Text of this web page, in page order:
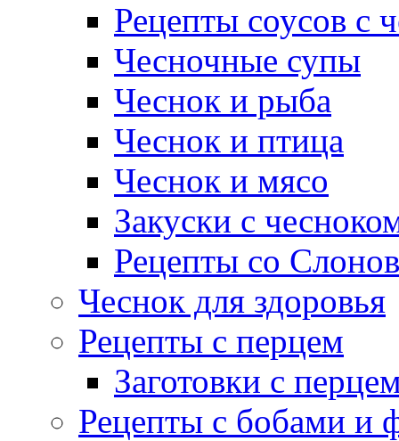
Рецепты соусов с
Чесночные супы
Чеснок и рыба
Чеснок и птица
Чеснок и мясо
Закуски с
Рецепты со
Чеснок для здоровья
Рецепты с перцем
Заготовки с
Рецепты с бобами и